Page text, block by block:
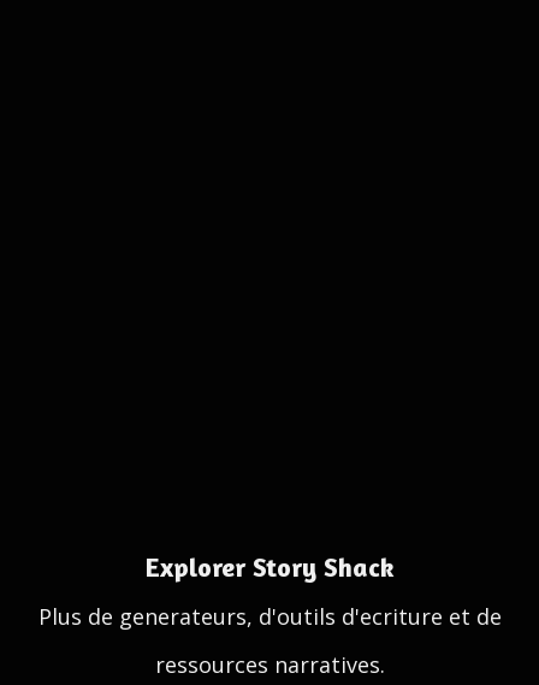
Explorer Story Shack
Plus de generateurs, d'outils d'ecriture et de
ressources narratives.